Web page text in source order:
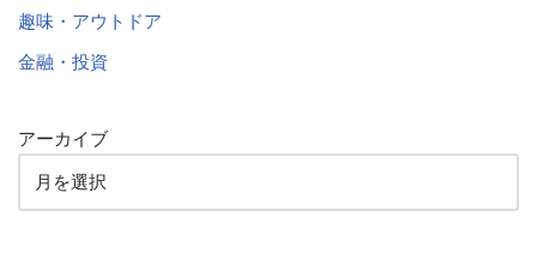
趣味・アウトドア
金融・投資
アーカイブ